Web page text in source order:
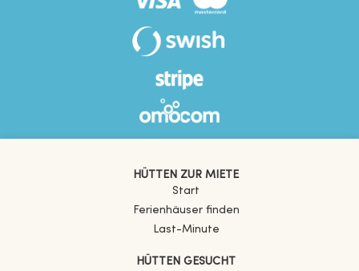
HÜTTEN ZUR MIETE
Start
Ferienhäuser finden
Last-Minute
HÜTTEN GESUCHT